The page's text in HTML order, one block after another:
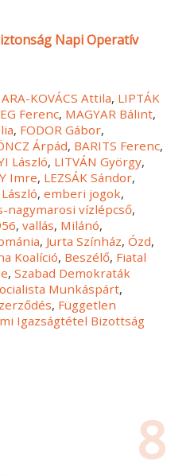
Napi Operatív
ARA-KOVÁCS Attila, LIPTÁK
Ferenc, MAGYAR Bálint,
, FODOR Gábor,
Árpád, BARITS Ferenc,
László, LITVÁN György,
Imre, LEZSÁK Sándor,
,emberi jogok,
nagymarosi vízlépcső,
,vallás, Milánó,
, Jurta Színház,Ózd,
Koalíció, Beszélő, Fiatal
,Szabad Demokraták
Munkáspárt,
, Független
Igazságtétel Bizottság
8